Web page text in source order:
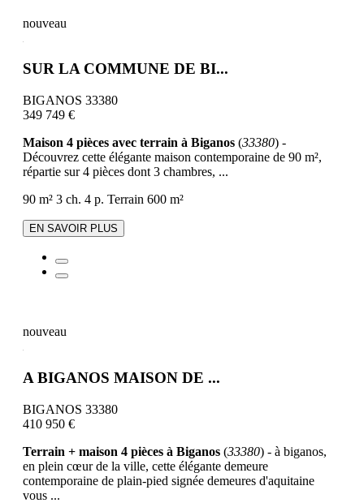
nouveau
SUR LA COMMUNE DE BI...
BIGANOS 33380
349 749 €
Maison 4 pièces avec terrain à Biganos (33380) -
Découvrez cette élégante maison contemporaine de 90 m²,
répartie sur 4 pièces dont 3 chambres, ...
90 m² 3 ch. 4 p. Terrain 600 m²
EN SAVOIR PLUS
nouveau
A BIGANOS MAISON DE ...
BIGANOS 33380
410 950 €
Terrain + maison 4 pièces à Biganos (33380) - à biganos,
en plein cœur de la ville, cette élégante demeure
contemporaine de plain-pied signée demeures d'aquitaine
vous ...